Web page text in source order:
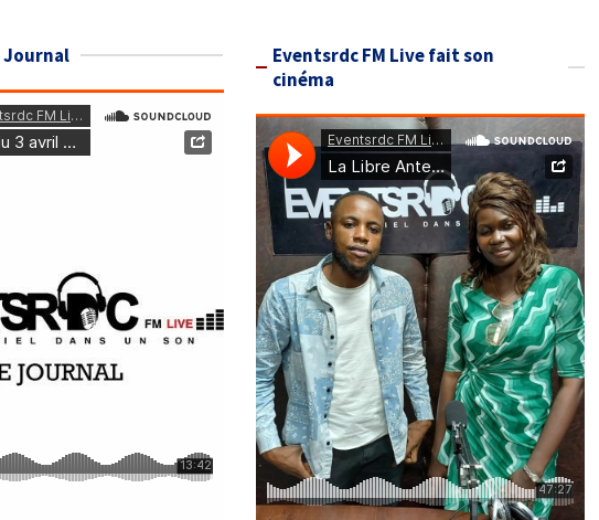
Eventsrdc FM Live fait son
cinéma